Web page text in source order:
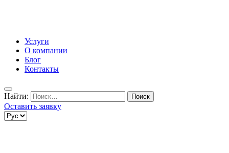
Услуги
О компании
Блог
Контакты
Найти:
Оставить заявку